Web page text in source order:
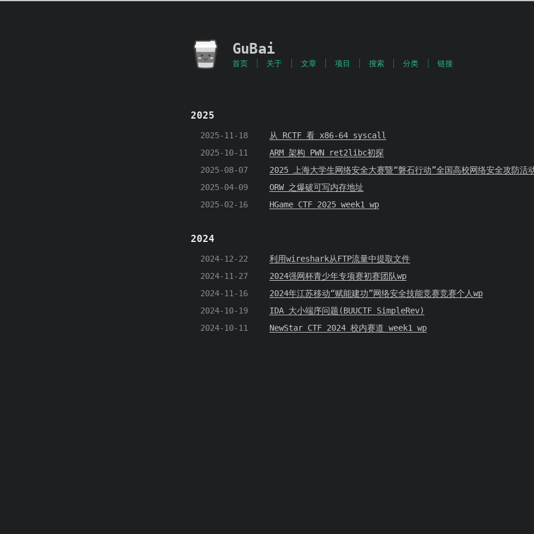
GuBai
首页 关于 文章 项目 搜索 分类 链接
2025
2025-11-18
从 RCTF 看 x86-64 syscall
2025-10-11
ARM 架构 PWN ret2libc初探
2025-08-07
2025 上海大学生网络安全大赛暨“磐石行动”全国高校网络安全攻防活
2025-04-09
ORW 之爆破可写内存地址
2025-02-16
HGame CTF 2025 week1 wp
2024
2024-12-22
利用wireshark从FTP流量中提取文件
2024-11-27
2024强网杯青少年专项赛初赛团队wp
2024-11-16
2024年江苏移动“赋能建功”网络安全技能竞赛竞赛个人wp
2024-10-19
IDA 大小端序问题(BUUCTF SimpleRev)
2024-10-11
NewStar CTF 2024 校内赛道 week1 wp